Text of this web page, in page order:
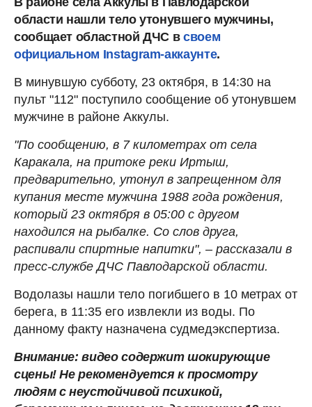
области нашли тело утонувшего мужчины,
сообщает областной ДЧС в своем
официальном Instagram-аккаунте.
В минувшую субботу, 23 октября, в 14:30 на
пульт "112" поступило сообщение об утонувшем
мужчине в районе Аккулы.
"По сообщению, в 7 километрах от села
Каракала, на притоке реки Иртыш,
предварительно, утонул в запрещенном для
купания месте мужчина 1988 года рождения,
который 23 октября в 05:00 с другом
находился на рыбалке. Со слов друга,
распивали спиртные напитки", – рассказали в
пресс-службе ДЧС Павлодарской области.
Водолазы нашли тело погибшего в 10 метрах от
берега, в 11:35 его извлекли из воды. По
данному факту назначена судмедэкспертиза.
Внимание: видео содержит шокирующие
сцены! Не рекомендуется к просмотру
людям с неустойчивой психикой,